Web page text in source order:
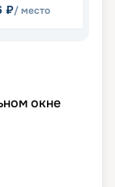
₽/ место
окне